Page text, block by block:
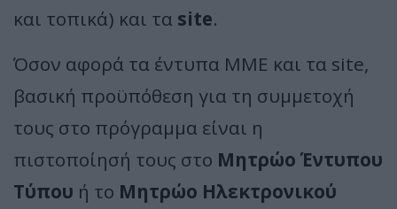
και τοπικά) και τα site.
Όσον αφορά τα έντυπα ΜΜΕ και τα site,
βασική προϋπόθεση για τη συμμετοχή
τους στο πρόγραμμα είναι η
πιστοποίησή τους στο Μητρώο Έντυπου
Τύπου ή το Μητρώο Ηλεκτρονικού